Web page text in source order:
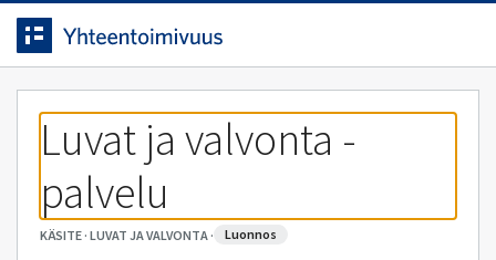
Siirrytty
sivulle
Siirry suoraan sisältöön.
Luvat ja valvonta -
palvelu
KÄSITE· LUVAT JA VALVONTA· luonnos